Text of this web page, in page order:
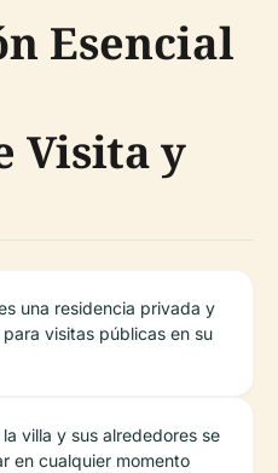
Esencial
Visita y
una residencia privada y
visitas públicas en su
villa y sus alrededores se
en cualquier momento